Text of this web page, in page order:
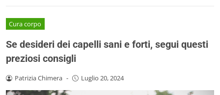
Cura corpo
Se desideri dei capelli sani e forti, segui questi
preziosi consigli
Patrizia Chimera - Luglio 20, 2024